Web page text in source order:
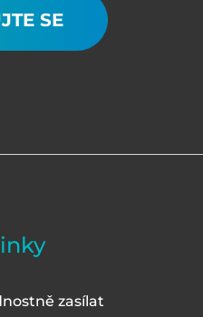
SE
zasílat